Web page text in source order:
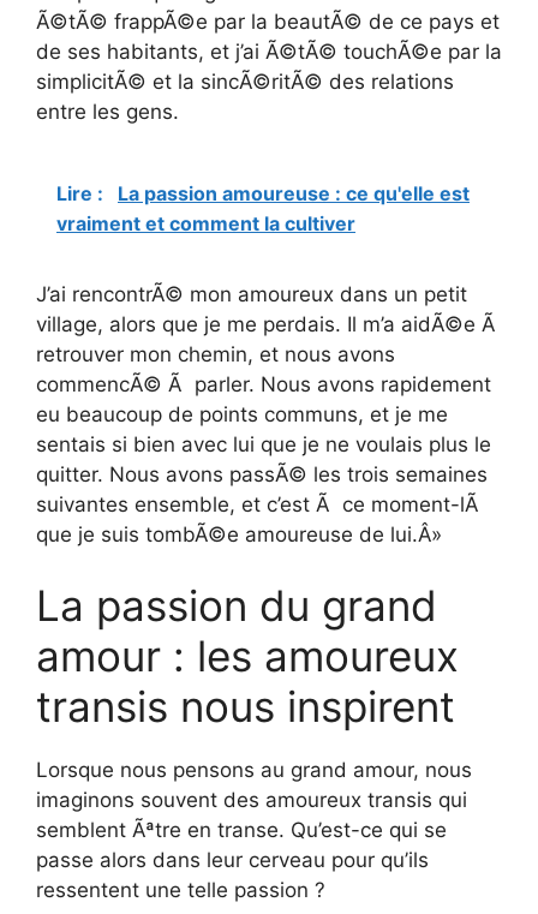
Ã©tÃ© frappÃ©e par la beautÃ© de ce pays et
de ses habitants, et j’ai Ã©tÃ© touchÃ©e par la
simplicitÃ© et la sincÃ©ritÃ© des relations
entre les gens.
Lire :
La passion amoureuse : ce qu'elle est
vraiment et comment la cultiver
J’ai rencontrÃ© mon amoureux dans un petit
village, alors que je me perdais. Il m’a aidÃ©e Ã
retrouver mon chemin, et nous avons
commencÃ© Ã parler. Nous avons rapidement
eu beaucoup de points communs, et je me
sentais si bien avec lui que je ne voulais plus le
quitter. Nous avons passÃ© les trois semaines
suivantes ensemble, et c’est Ã ce moment-lÃ
que je suis tombÃ©e amoureuse de lui.Â»
La passion du grand
amour : les amoureux
transis nous inspirent
Lorsque nous pensons au grand amour, nous
imaginons souvent des amoureux transis qui
semblent Ãªtre en transe. Qu’est-ce qui se
passe alors dans leur cerveau pour qu’ils
ressentent une telle passion ?